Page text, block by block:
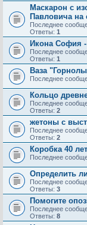
Маскарон с
Павловича на
Последнее
Ответы: 1
Икона София
Последнее
Ответы: 1
Ваза
Последнее
Кольцо
Последнее
Ответы: 2
жетоны с
Последнее
Ответы: 2
Коробка 40
Последнее
Определить
Последнее
Ответы: 3
Помогите
Последнее
Ответы: 8